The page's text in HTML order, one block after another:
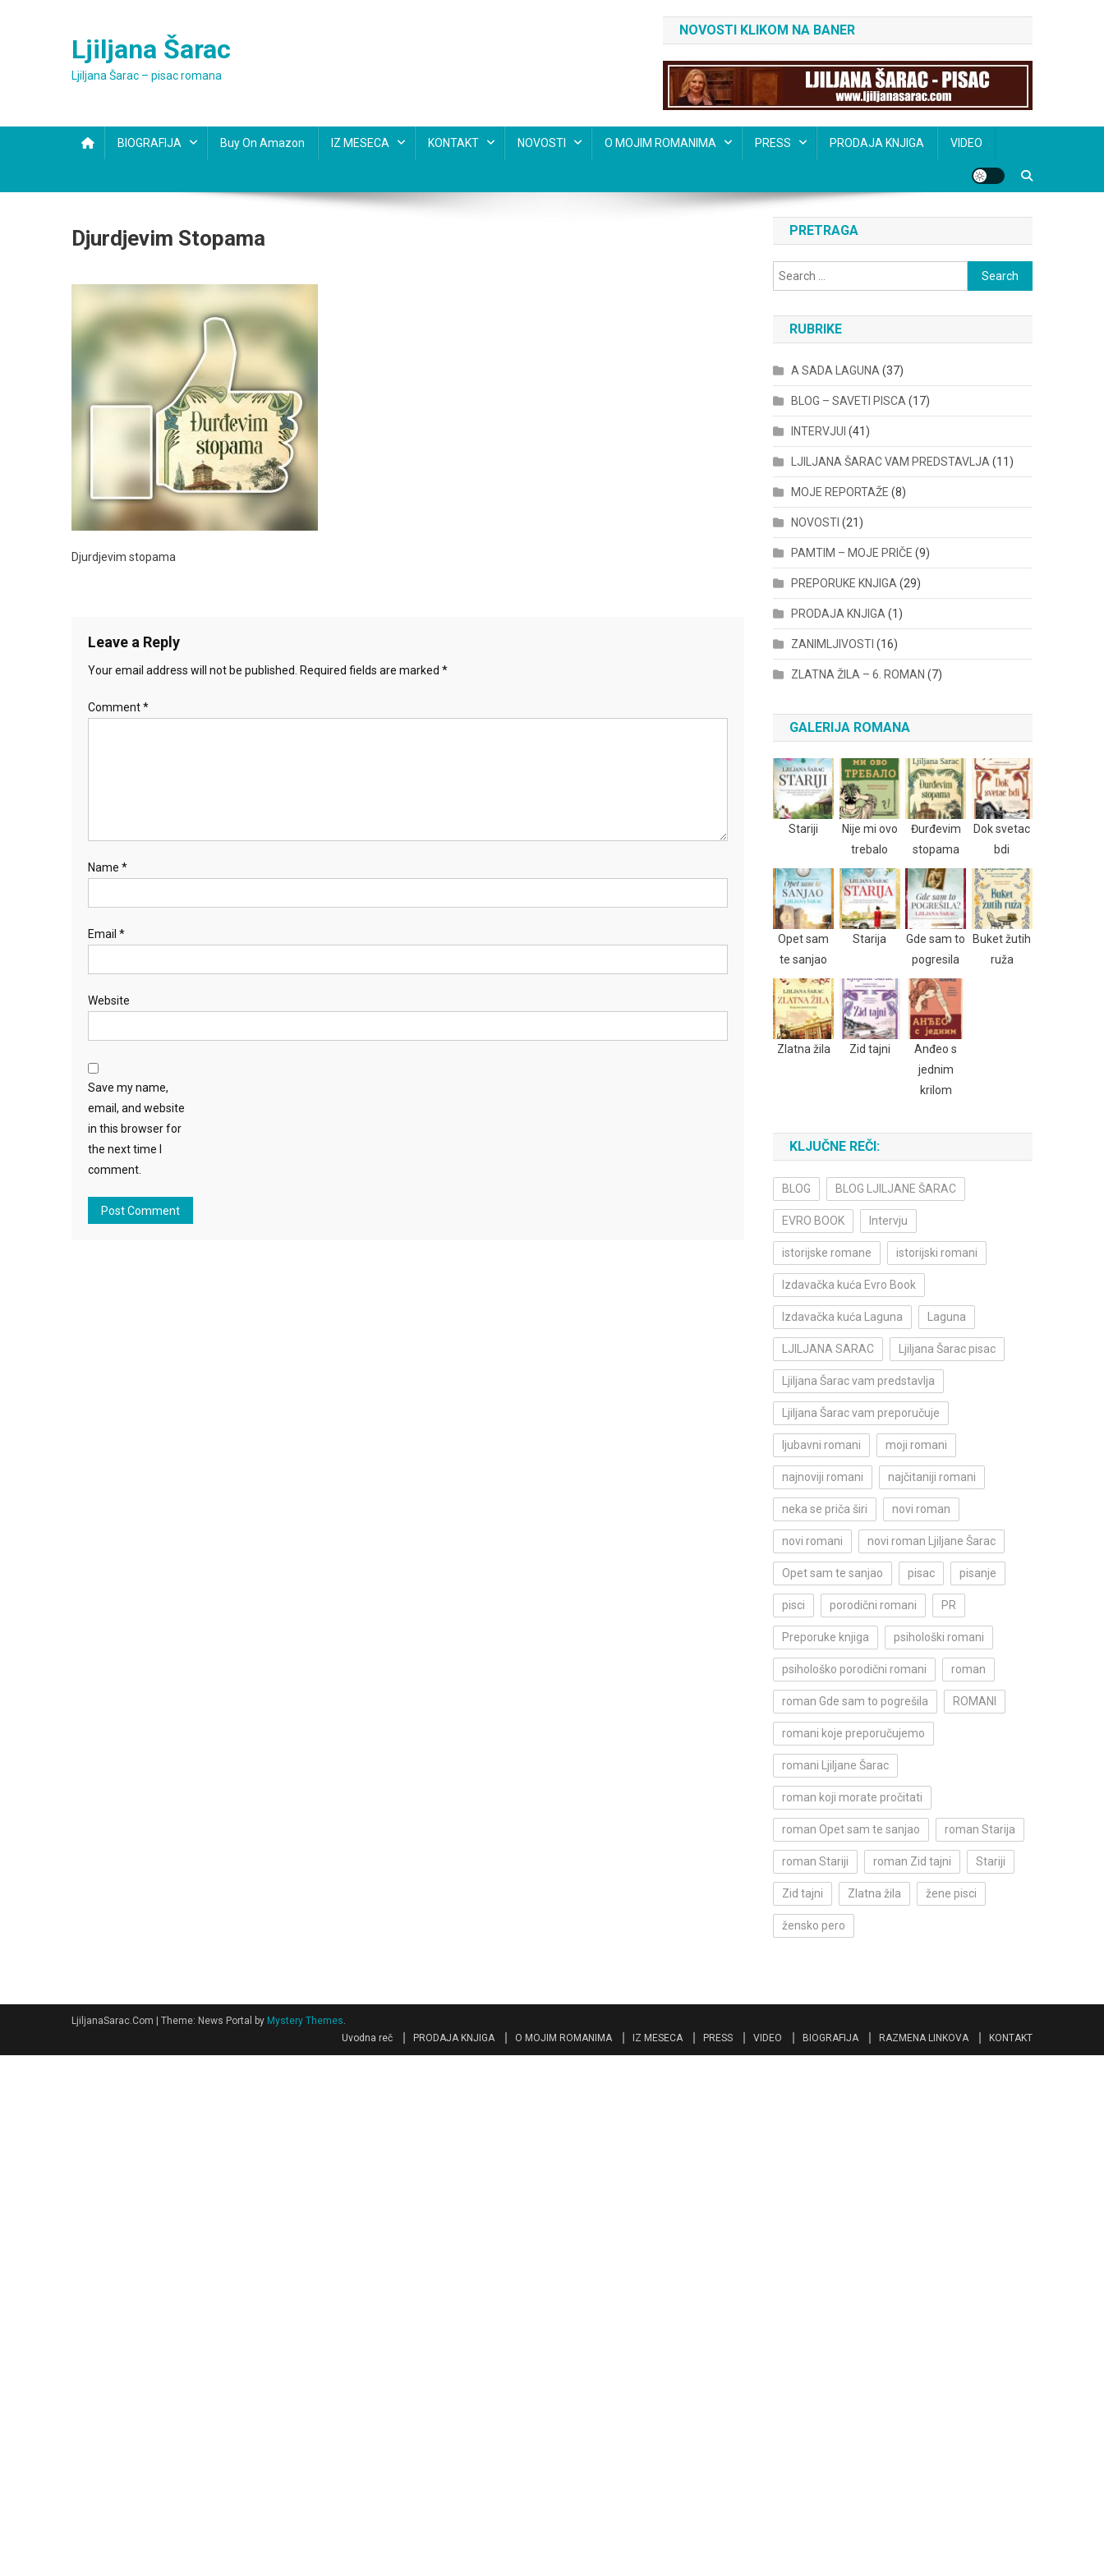
Ljiljana Šarac
Ljiljana Šarac – pisac romana
NOVOSTI KLIKOM NA BANER
BIOGRAFIJA Buy On Amazon IZ MESECA KONTAKT NOVOSTI O MOJIM ROMANIMA PRESS PRODAJA KNJIGA VIDEO
Djurdjevim Stopama
Djurdjevim stopama
Leave a Reply
Your email address will not be published. Required fields are marked *
Comment*
Name *
Email *
Website
Save my name,
email, and website
in this browser for
the next time I
comment.
PRETRAGA
Search
for:
RUBRIKE
A SADA LAGUNA (37)
BLOG – SAVETI PISCA (17)
INTERVJUI (41)
LJILJANA ŠARAC VAM PREDSTAVLJA (11)
MOJE REPORTAŽE (8)
NOVOSTI (21)
PAMTIM – MOJE PRIČE (9)
PREPORUKE KNJIGA (29)
PRODAJA KNJIGA (1)
ZANIMLJIVOSTI (16)
ZLATNA ŽILA – 6. ROMAN (7)
GALERIJA ROMANA
Stariji
Nije mi ovo
trebalo
Đurđevim
stopama
Dok svetac
bdi
Opet sam
te sanjao
Starija
Gde sam to
pogresila
Buket žutih
ruža
Zlatna žila Zid tajni
Anđeo s
jednim
krilom
KLJUČNE REČI:
BLOG BLOG LJILJANE ŠARAC
EVRO BOOK Intervju
istorijske romane istorijski romani
Izdavačka kuća Evro Book
Izdavačka kuća Laguna Laguna
LJILJANA SARAC Ljiljana Šarac pisac
Ljiljana Šarac vam predstavlja
Ljiljana Šarac vam preporučuje
ljubavni romani moji romani
najnoviji romani najčitaniji romani
neka se priča širi novi roman
novi romani novi roman Ljiljane Šarac
Opet sam te sanjao pisac pisanje
pisci porodični romani PR
Preporuke knjiga psihološki romani
psihološko porodični romani roman
roman Gde sam to pogrešila ROMANI
romani koje preporučujemo
romani Ljiljane Šarac
roman koji morate pročitati
roman Opet sam te sanjao roman Starija
roman Stariji roman Zid tajni Stariji
Zid tajni Zlatna žila žene pisci
žensko pero
LjiljanaSarac.Com Theme: News Portal by Mystery Themes.
Uvodna reč
PRODAJA KNJIGA O MOJIM ROMANIMA IZ MESECA PRESS VIDEO BIOGRAFIJA RAZMENA LINKOVA KONTAKT